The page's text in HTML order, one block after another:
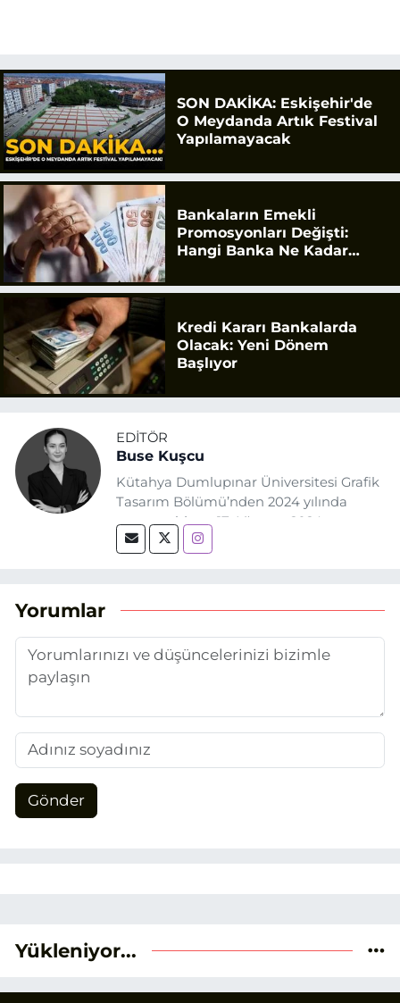
SON DAKİKA: Eskişehir'de
O Meydanda Artık Festival
Yapılamayacak
Bankaların Emekli
Promosyonları Değişti:
Hangi Banka Ne Kadar
Kredi Kararı Bankalarda
Olacak: Yeni Dönem
Başlıyor
EDITÖR
Buse Kuşcu
Kütahya Dumlupınar Üniversitesi Grafik
Tasarım Bölümü’nden 2024 yılında
mezun oldum. 17 Ağustos 2024
tarihinde, Grafik Tasarım alanında staj
adım attım.
Yorumlar
Gönder
Yükleniyor...